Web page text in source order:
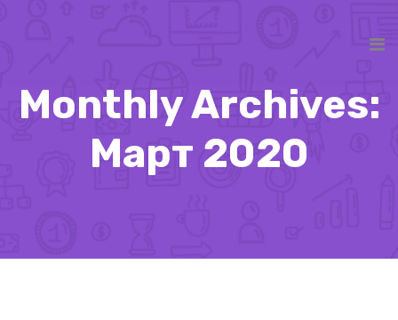
Monthly Archives:
Март 2020